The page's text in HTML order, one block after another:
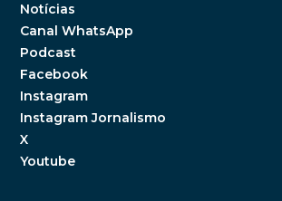
Notícias
Canal WhatsApp
Podcast
Facebook
Instagram
Instagram Jornalismo
X
Youtube